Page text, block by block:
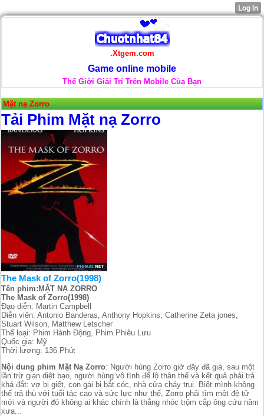
.Xtgem.com
Game online mobile
Thế Giới Giải Trí Trên Mobile Của Bạn
Mặt nạ Zorro
Tải Phim Mặt nạ Zorro
The Mask of Zorro(1998)
Tên phim:MẶT NẠ ZORRO
The Mask of Zorro(1998)
Đạo diễn: Martin Campbell
Diễn viên: Antonio Banderas, Anthony Hopkins, Catherine Zeta jones,
Stuart Wilson, Matthew Letscher
Thể loại: Phim Hành Động, Phim Phiêu Lưu
Quốc gia: Mỹ
Thời lượng: 136 Phút
Nội dung phim Mặt Nạ Zorro: Người hùng Zorro giờ đây đã già, sau một
lần trừ gian diệt bạo, người hùng vô tình để lộ thân thế và kết quả phải trả
khá đắt: vợ bị giết, con gái bị bắt cóc, nhà cửa cháy trụi. Biết mình không
thể trả thù với tuổi tác cao và sức lực như thế, Zorro phải tìm một đệ tử
mới và người đó không ai khác chính là thằng nhóc trộm cắp ông cứu năm
xưa...